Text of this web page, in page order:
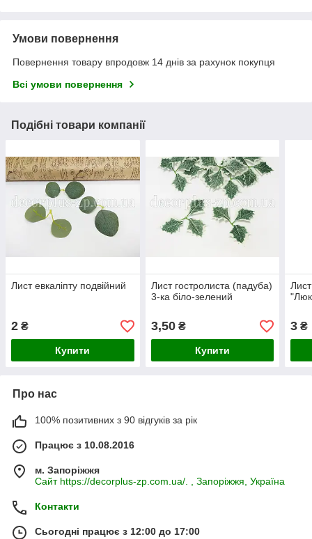
Умови повернення
Повернення товару впродовж 14 днів за рахунок покупця
Всі умови повернення
Подібні товари компанії
Лист евкаліпту подвійний
2 ₴
Купити
Лист гостролиста (падуба)
3-ка біло-зелений
3,50₴
Купити
3 ₴
Про нас
100% позитивних з 90 відгуків за рік
Працює з 10.08.2016
м. Запоріжжя
Сайт https://decorplus-zp.com.ua/. , Запоріжжя, Україна
Контакти
Сьогодні працює з 12:00 до 17:00